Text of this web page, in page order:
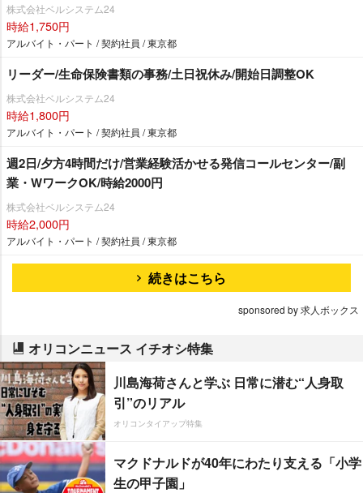
株式会社ベルシステム24
時給1,750円
アルバイト・パート / 契約社員 / 東京都
リーダー/生命保険書類の事務/土日祝休み/開始日調整OK
株式会社ベルシステム24
時給1,800円
アルバイト・パート / 契約社員 / 東京都
週2日/夕方4時間だけ/営業経験活かせる発信コールセンター/副
業・WワークOK/時給2000円
株式会社ベルシステム24
時給2,000円
アルバイト・パート / 契約社員 / 東京都
続きはこちら
sponsored by 求人ボックス
オリコンニュース イチオシ特集
川島海荷さんと学ぶ 日常に潜む“人身取
引”のリアル
オリコンタイアップ特集
マクドナルドが40年にわたり支える「小学
生の甲子園」